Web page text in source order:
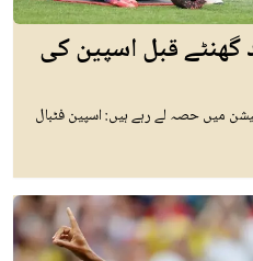
قبل اسپین کی
میں حصہ لے رہے ہیں: اسپین فٹبال